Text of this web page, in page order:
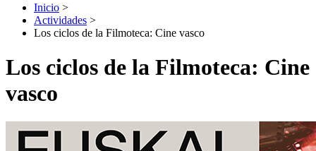
Inicio >
Actividades >
Los ciclos de la Filmoteca: Cine vasco
Los ciclos de la Filmoteca: Cine
vasco